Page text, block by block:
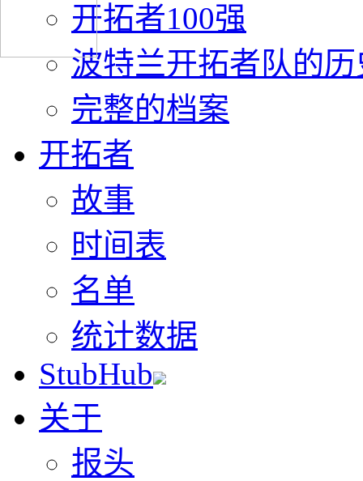
开拓者100强
波特兰开拓者队的历
完整的档案
开拓者
故事
时间表
名单
统计数据
StubHub
关于
报头